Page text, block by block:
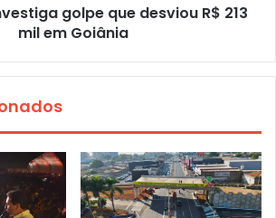
golpe que desviou R$ 213
mil em Goiânia